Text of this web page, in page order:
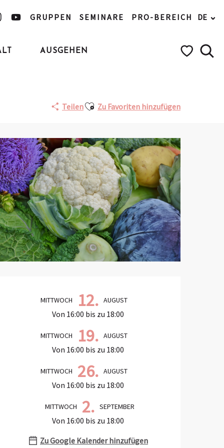
GRUPPEN SEMINARE PRO-BEREICH DE
AUSGEHEN
TeilenAjouter aux favoris
Zu Favoriten hinzufügen
MITTWOCH 12. AUGUST
Von 16:00 bis zu 18:00
MITTWOCH 19. AUGUST
Von 16:00 bis zu 18:00
MITTWOCH 26. AUGUST
Von 16:00 bis zu 18:00
MITTWOCH 2. SEPTEMBER
Von 16:00 bis zu 18:00
Zu Google Kalender hinzufügen